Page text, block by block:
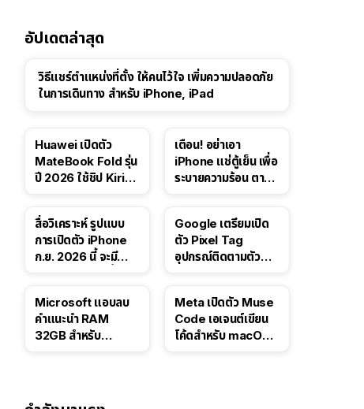
อัปเดตล่าสุด
วิธีแชร์ตำแหน่งที่ตั้ง ให้คนไว้ใจ เพิ่มความปลอดภัย
ในการเดินทาง สำหรับ iPhone, iPad
Huawei เปิดตัว
MateBook Fold รุ่น
ปี 2026 ใช้ชิป Kirin
เตือน! อย่าเอา
iPhone แช่ตู้เย็น เพื่อ
ระบายความร้อน ตาม
สื่อวิเคราะห์ รูปแบบ
การเปิดตัว iPhone
ก.ย. 2026 นี้ จะมี
Google เตรียมเปิด
ตัว Pixel Tag
อุปกรณ์ติดตามตัว
Microsoft แอบลบ
คำแนะนำ RAM
32GB สำหรับ
Meta เปิดตัว Muse
Code เอเจนต์เขียน
โค้ดสำหรับ macOS